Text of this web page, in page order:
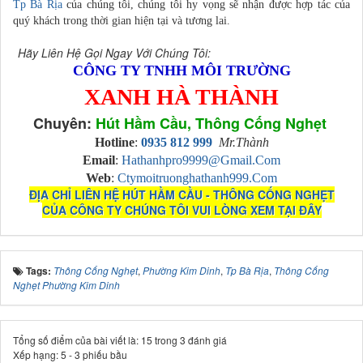
Tp Bà Rịacủa chúng tôi, chúng tôi hy vọng sẽ nhận được hợp tác của
quý khách trong thời gian hiện tại và tương lai.
Hãy Liên Hệ Gọi Ngay Với Chúng Tôi:
CÔNG TY TNHH MÔI TRƯỜNG
XANH HÀ THÀNH
Chuyên: Hút Hầm Cầu, Thông Cống Nghẹt
Hotline: 0935 812 999 Mr.Thành
Email: Hathanhpro9999@gmail.com
Web: Ctymoitruonghathanh999.com
ĐỊA CHỈ LIÊN HỆ HÚT HẦM CẦU - THÔNG CỐNG NGHẸT
CỦA CÔNG TY CHÚNG TÔI VUI LÒNG XEM TẠI ĐÂY
Tags: Thông Cống Nghẹt, Phường Kim Dinh, Tp Bà Rịa, Thông Cống
Nghẹt Phường Kim Dinh
Tổng số điểm của bài viết là: 15 trong 3 đánh giá
Xếp hạng:5 -3 phiếu bầu